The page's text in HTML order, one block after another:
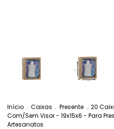
Início . Caixas . Presente . 20
Com/Sem Visor - 19x15x6 - Para
Artesanatos